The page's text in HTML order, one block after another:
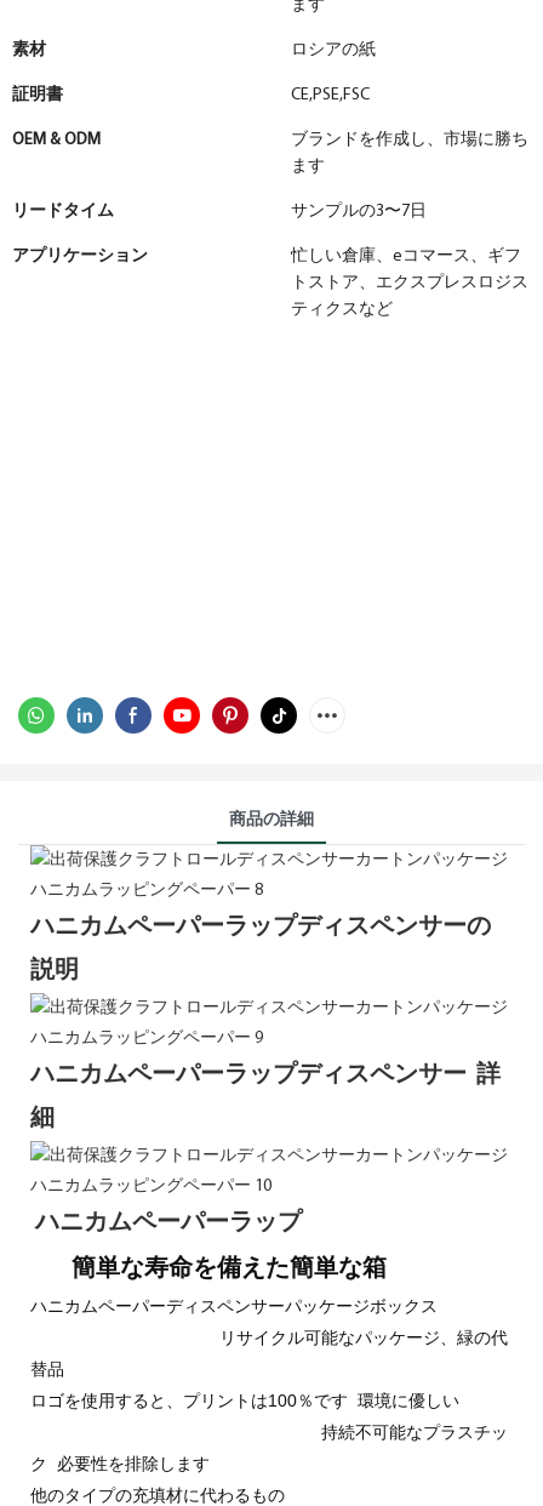
ます
素材 ロシアの紙
証明書 CE,PSE,FSC
OEM & ODM
ブランドを作成し、市場に勝ち
ます
リードタイム サンプルの3〜7日
アプリケーション
忙しい倉庫、eコマース、ギフ
トストア、エクスプレスロジス
ティクスなど
商品の詳細
ハニカムペーパーラップディスペンサーの
説明
ハニカムペーパーラップディスペンサー 詳
細
ハニカムペーパーラップ
簡単な寿命を備えた簡単な箱
ハニカムペーパーディスペンサーパッケージボックス
リサイクル可能なパッケージ、緑の代
替品
ロゴを使用すると、プリントは100％です 環境に優しい
持続不可能なプラスチッ
ク 必要性を排除します
他のタイプの充填材に代わるもの